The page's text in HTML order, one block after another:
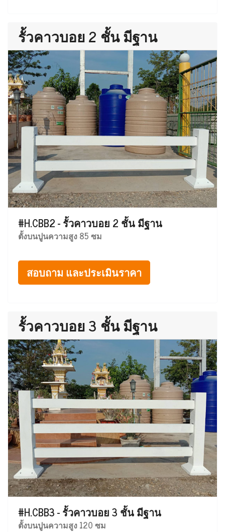
รั้วคาวบอย 2 ชั้น มีฐาน
#H.CBB2 - รั้วคาวบอย 2 ชั้น มีฐาน
ตั้งบนปูนความสูง 85 ซม
สอบถาม และประเมินราคา
รั้วคาวบอย 3 ชั้น มีฐาน
#H.CBB3 - รั้วคาวบอย 3 ชั้น มีฐาน
ตั้งบนปูนความสูง 120 ซม